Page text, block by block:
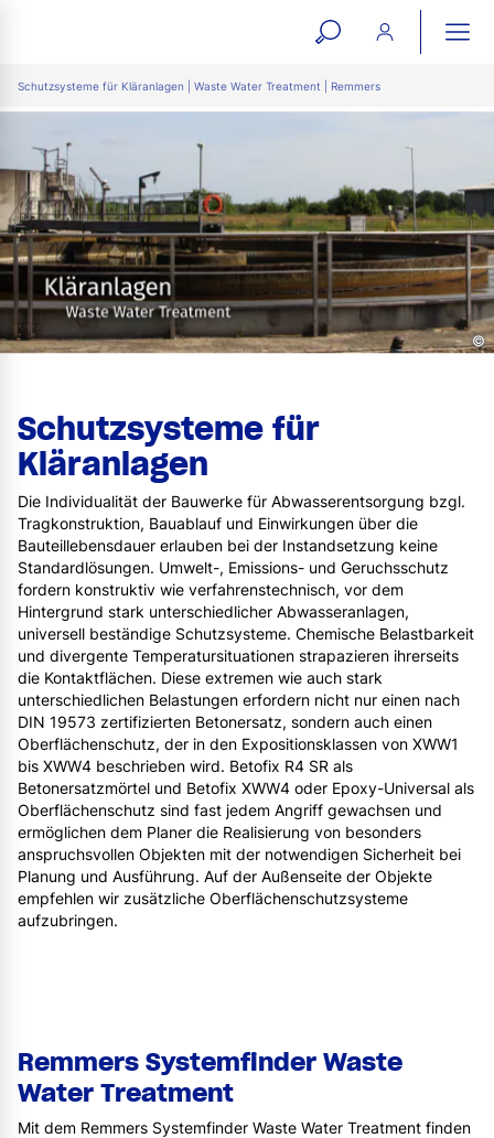
open
search
form
Schutzsysteme für Kläranlagen | Waste Water Treatment | Remmers
©
Schutzsysteme für
Kläranlagen
Die Individualität der Bauwerke für Abwasserentsorgung bzgl.
Tragkonstruktion, Bauablauf und Einwirkungen über die
Bauteillebensdauer erlauben bei der Instandsetzung keine
Standardlösungen. Umwelt-, Emissions- und Geruchsschutz
fordern konstruktiv wie verfahrenstechnisch, vor dem
Hintergrund stark unterschiedlicher Abwasseranlagen,
universell beständige Schutzsysteme. Chemische Belastbarkeit
und divergente Temperatursituationen strapazieren ihrerseits
die Kontaktflächen. Diese extremen wie auch stark
unterschiedlichen Belastungen erfordern nicht nur einen nach
DIN 19573 zertifizierten Betonersatz, sondern auch einen
Oberflächenschutz, der in den Expositionsklassen von XWW1
bis XWW4 beschrieben wird. Betofix R4 SR als
Betonersatzmörtel und Betofix XWW4 oder Epoxy-Universal als
Oberflächenschutz sind fast jedem Angriff gewachsen und
ermöglichen dem Planer die Realisierung von besonders
anspruchsvollen Objekten mit der notwendigen Sicherheit bei
Planung und Ausführung. Auf der Außenseite der Objekte
empfehlen wir zusätzliche Oberflächenschutzsysteme
aufzubringen.
Remmers Systemfinder Waste
Water Treatment
Mit dem Remmers Systemfinder Waste Water Treatment finden